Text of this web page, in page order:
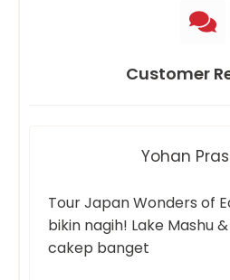
Customer
Yohan
Tour Japan Wonders of
bikin nagih! Lake Mashu
cakep banget